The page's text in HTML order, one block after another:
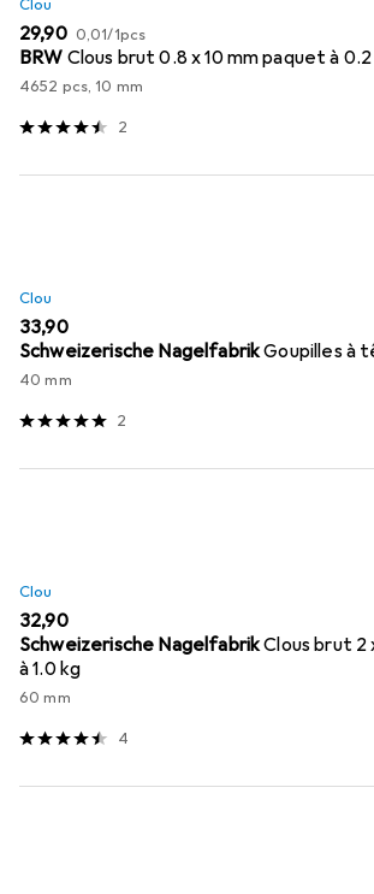
Clou
EUR
29,90 EUR
0,01/1pcs
BRW Clous brut 0.8 x 10 mm paquet à
4652 pcs, 10 mm
2
Clou
EUR
33,90
Schweizerische NagelfabrikGoupilles à
40 mm
2
Clou
EUR
32,90
Schweizerische NagelfabrikClous brut 2
à 1.0 kg
60 mm
4